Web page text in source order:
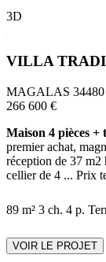
3D
VILLA
MAGALAS 34480
266 600 €
Maison 4 pièces
premier achat,
réception de 37 m2
cellier de 4 ... Prix
89 m² 3 ch. 4 p.
VOIR LE PROJET